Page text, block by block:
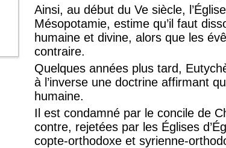
Ainsi, au début du Ve siècle,
Mésopotamie, estime qu’il faut
humaine et divine, alors que les
contraire.
Quelques années plus tard,
à l’inverse une doctrine affirmant
humaine.
Il est condamné par le concile de
contre, rejetées par les Églises
copte-orthodoxe et syrienne-